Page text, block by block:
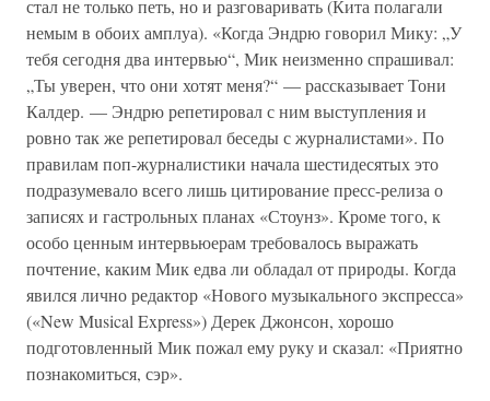
стал не только петь, но и разговаривать (Кита полагали
немым в обоих амплуа). «Когда Эндрю говорил Мику: „У
тебя сегодня два интервью“, Мик неизменно спрашивал:
„Ты уверен, что они хотят меня?“ — рассказывает Тони
Калдер. — Эндрю репетировал с ним выступления и
ровно так же репетировал беседы с журналистами». По
правилам поп-журналистики начала шестидесятых это
подразумевало всего лишь цитирование пресс-релиза о
записях и гастрольных планах «Стоунз». Кроме того, к
особо ценным интервьюерам требовалось выражать
почтение, каким Мик едва ли обладал от природы. Когда
явился лично редактор «Нового музыкального экспресса»
(«New Musical Express») Дерек Джонсон, хорошо
подготовленный Мик пожал ему руку и сказал: «Приятно
познакомиться, сэр».